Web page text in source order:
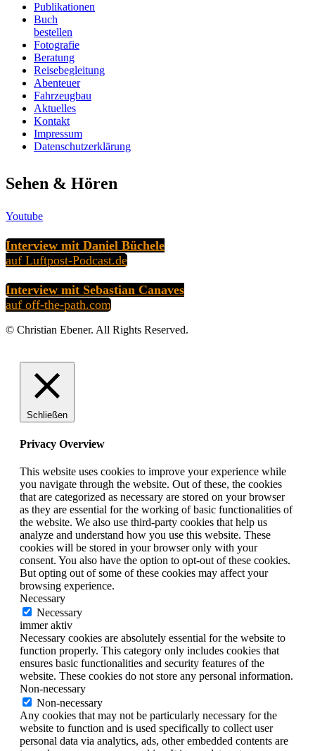
Publikationen
Buch
bestellen
Fotografie
Beratung
Reisebegleitung
Abenteuer
Fahrzeugbau
Aktuelles
Kontakt
Impressum
Datenschutzerklärung
Sehen & Hören
Youtube
Interview mit Daniel Büchele
auf Luftpost-Podcast.de
Interview mit Sebastian Canaves
auf off-the-path.com
© Christian Ebener. All Rights Reserved.
Schließen
Privacy Overview
This website uses cookies to improve your experience while
you navigate through the website. Out of these, the cookies
that are categorized as necessary are stored on your browser
as they are essential for the working of basic functionalities of
the website. We also use third-party cookies that help us
analyze and understand how you use this website. These
cookies will be stored in your browser only with your
consent. You also have the option to opt-out of these cookies.
But opting out of some of these cookies may affect your
browsing experience.
Necessary
Necessary
immer aktiv
Necessary cookies are absolutely essential for the website to
function properly. This category only includes cookies that
ensures basic functionalities and security features of the
website. These cookies do not store any personal information.
Non-necessary
Non-necessary
Any cookies that may not be particularly necessary for the
website to function and is used specifically to collect user
personal data via analytics, ads, other embedded contents are